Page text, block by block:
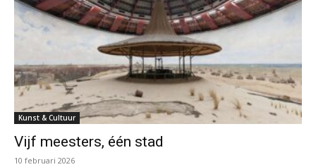
Kunst & Cultuur
Vijf meesters, één stad
10 februari 2026